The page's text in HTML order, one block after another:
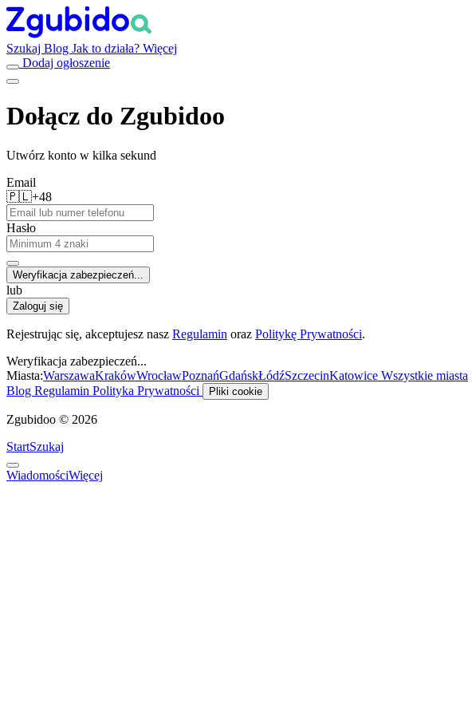
Szukaj Blog Jak to działa? Więcej
Dodaj ogłoszenie
Dołącz do Zgubidoo
Utwórz konto w kilka sekund
Email
🇵🇱+48
Hasło
Weryfikacja zabezpieczeń...
lub
Zaloguj się
Rejestrując się, akceptujesz nasz Regulamin oraz Politykę Prywatności.
Weryfikacja zabezpieczeń...
Miasta:WarszawaKrakówWrocławPoznańGdańskŁódźSzczecinKatowice Wszystkie miasta
Blog Regulamin Polityka Prywatności Pliki cookie
Zgubidoo © 2026
StartSzukaj
WiadomościWięcej